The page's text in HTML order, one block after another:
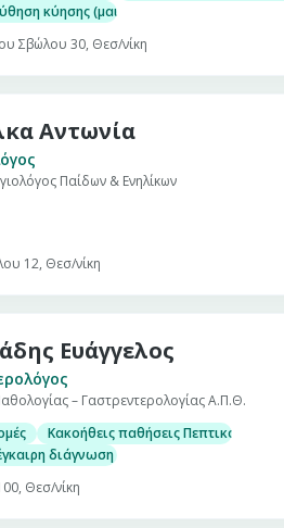
κύησης (μαιευτικός υπέρηχος)
Σβώλου 30, Θεσ/νίκη
Αντωνία
Παίδων & Ενηλίκων
12, Θεσ/νίκη
Ευάγγελος
– Γαστρεντερολογίας Α.Π.Θ.
Κακοήθεις παθήσεις Πεπτικού
διάγνωση καρκίνου παχέος εντέρου
Θεσ/νίκη